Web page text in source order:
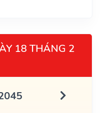
18 THÁNG 2